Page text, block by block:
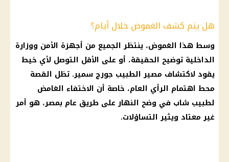
هل يتم كشف الغموض خلال أيام؟
وسط هذا الغموض، ينتظر الجميع من أجهزة الأمن ووزارة
الداخلية توضيح الحقيقة، أو على الأقل التوصل لأي خيط
يقود لاكتشاف مصير الطبيب جورج سمير. تظل القصة
محط اهتمام الرأي العام، خاصة أن الاختفاء الغامض
لطبيب شاب في وضح النهار على طريق عام بمصر، هو أمر
غير معتاد ويثير التساؤلات.